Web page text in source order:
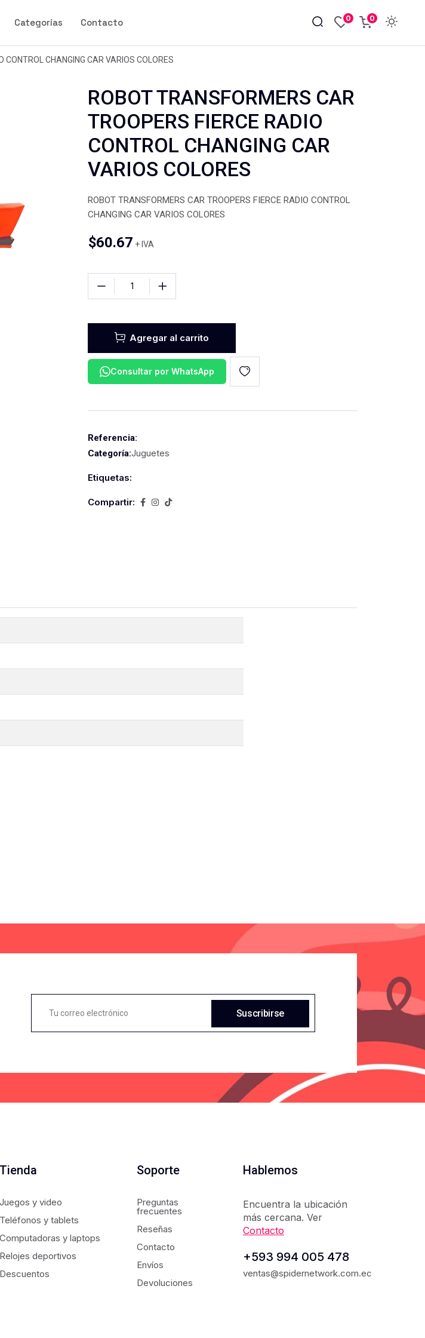
Categorías Contacto 0 0
CHANGING CAR VARIOS COLORES
ROBOT TRANSFORMERS CAR
TROOPERS FIERCE RADIO
CONTROL CHANGING CAR
VARIOS COLORES
ROBOT TRANSFORMERS CAR TROOPERS FIERCE RADIO CONTROL
CHANGING CAR VARIOS COLORES
$60.67 + IVA
Agregar al carrito
Consultar por WhatsApp
Referencia:
Categoría:Juguetes
Etiquetas:
Compartir:
Suscribirse
Tienda
Juegos y video
Teléfonos y tablets
Computadoras y laptops
Relojes deportivos
Descuentos
Soporte
Preguntas
frecuentes
Reseñas
Contacto
Envíos
Devoluciones
Hablemos
Encuentra la ubicación
más cercana. Ver
Contacto
+593 994 005 478
ventas@spidernetwork.com.ec